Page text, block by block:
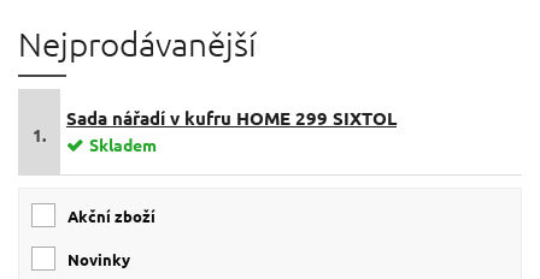
Nejprodávanější
1.
Sada nářadí v kufru HOME 299 SIXTOL
Skladem
Akční zboží
Novinky